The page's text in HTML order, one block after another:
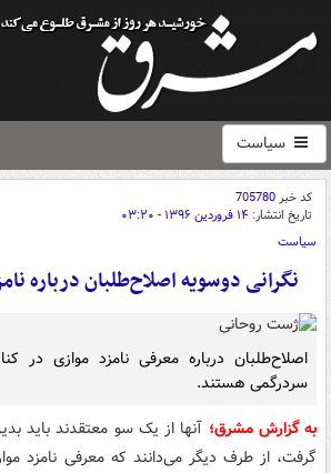
سیاست
کد خبر705780
تاریخ انتشار: ۱۴ فروردین ۱۳۹۶ - ۰۳:۲۰
سیاست
نگرانی دوسویه اصلاح‌طلبان درباره
اصلاح‌طلبان درباره معرفی‌ نامزد موازی در
سردرگمی هستند.
به گزارش مشرق؛ آنها از یک سو معتقدند باید
گرفت، از طرف دیگر می‌دانند که معرفی نامزد